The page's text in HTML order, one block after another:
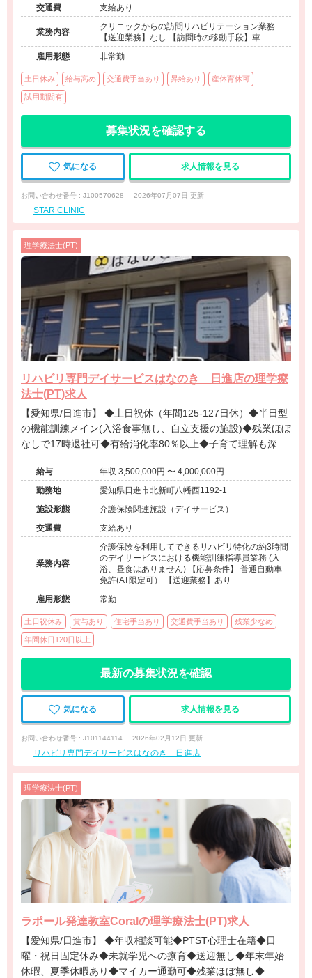
交通費
支給あり
業務内容
クリニックからの訪問リハビリテーション業務
【送迎業務】なし 【訪問時の移動手段】車
雇用形態
非常勤
土日休み 給与高め 交通費手当あり 昇給あり 産休育休可
試用期間有
募集状況を確認する
気になる 求人情報を見る
お問い合わせ番号 : J100570628 2026年07月07日 更新
STAR CLINIC
理学療法士(PT)
リハビリ専門デイサービスはなのき 日進店の理学療
法士(PT)求人
【愛知県/日進市】 ◆土日祝休（年間125-127日休）◆半日型
の機能訓練メイン(入浴食事無し、自立支援の施設)◆残業ほぼ
なしで17時退社可◆有給消化率80％以上◆子育て理解も深く
多数◆愛知県をメインに全国的に50年以上右肩上がりで展開
を続ける大手安定法人で働くリハビリ特化型デイサービス◆
給与
年収 3,500,000円 〜 4,000,000円
勤務地
愛知県日進市北新町八幡西1192-1
施設形態
介護保険関連施設（デイサービス）
交通費
支給あり
業務内容
介護保険を利用してできるリハビリ特化の約3時間
のデイサービスにおける機能訓練指導員業務 (入
浴、昼食はありません) 【応募条件】 普通自動車
免許(AT限定可） 【送迎業務】あり
雇用形態
常勤
土日祝休み 賞与あり 住宅手当あり 交通費手当あり 残業少なめ
年間休日120日以上
最新の募集状況を確認
気になる 求人情報を見る
お問い合わせ番号 : J101144114 2026年02月12日 更新
リハビリ専門デイサービスはなのき 日進店
理学療法士(PT)
ラポール発達教室Coralの理学療法士(PT)求人
【愛知県/日進市】 ◆年収相談可能◆PTST心理士在籍◆日
曜・祝日固定休み◆未就学児への療育◆送迎無し◆年末年始
休暇、夏季休暇あり◆マイカー通勤可◆残業ほぼ無し◆